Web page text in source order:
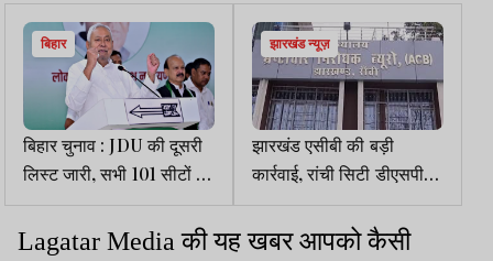
बिहार
बिहार चुनाव : JDU की दूसरी
लिस्ट जारी, सभी 101 सीटों पर
प्रत्याशी तय
झारखंड न्यूज़
झारखंड एसीबी की बड़ी
कार्रवाई, रांची सिटी डीएसपी
का रीडर रिश्वत लेते गिरफ्तार
Lagatar Mediaकी यह खबर आपको कैसी